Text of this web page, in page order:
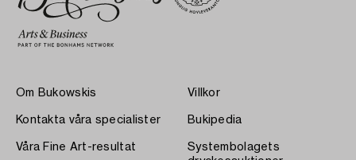
Om Bukowskis
Kontakta våra specialister
Våra Fine Art-resultat
Villkor
Bukipedia
Systembolagets